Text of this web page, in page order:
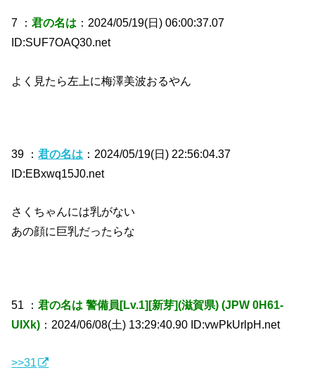
7 ：君の名は ：2024/05/19(日) 06:00:37.07
ID:SUF7OAQ30.net
よく見たら左上に梅澤美波おるやん
39 ：君の名は ：2024/05/19(日) 22:56:04.37
ID:EBxwq15J0.net
さくちゃんには乳がない
あの顔に巨乳だったらな
51 ：君の名は 警備員[Lv.1][新芽](滋賀県) (JPW 0H61-
UIXk) ：2024/06/08(土) 13:29:40.90 ID:vwPkUrlpH.net
>>31